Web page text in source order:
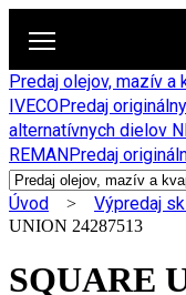
Predaj olejov, mazív a
IVECOPredaj
alternatívnych dielov
REMANPredaj
Úvod > Výpredaj
UNION 24287513
SQUARE